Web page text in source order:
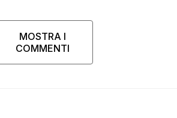
MOSTRA I
COMMENTI